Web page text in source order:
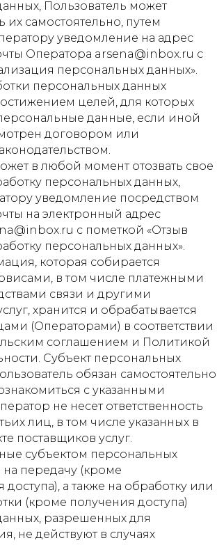
Пользователь может
их самостоятельно, путем
уведомление на адрес
Оператора arsena@inbox.ru с
персональных данных».
персональных данных
целей, для которых
данные, если иной
договором или
в любой момент отозвать свое
персональных данных,
уведомление посредством
на электронный адрес
с пометкой «Отзыв
персональных данных».
которая собирается
в том числе платежными
связи и другими
хранится и обрабатывается
(Операторами) в соответствии
соглашением и Политикой
Субъект персональных
обязан самостоятельно
с указанными
не несет ответственность
лиц, в том числе указанных в
поставщиков услуг.
субъектом персональных
передачу (кроме
доступа), а также на обработку или
(кроме получения доступа)
разрешенных для
не действуют в случаях